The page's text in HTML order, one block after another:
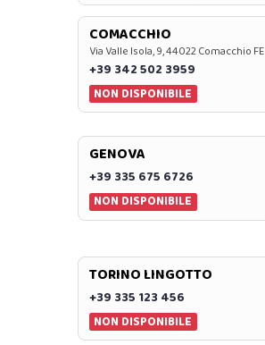
COMACCHIO
Via Valle Isola, 9, 44022 Comacchio FE
+39 342 502 3959
NON DISPONIBILE
GENOVA
+39 335 675 6726
NON DISPONIBILE
TORINO LINGOTTO
+39 335 123 456
NON DISPONIBILE